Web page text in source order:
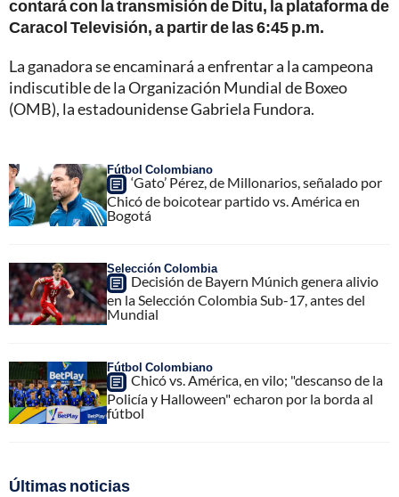
contará con la transmisión de Ditu, la plataforma de
Caracol Televisión, a partir de las 6:45 p.m.
La ganadora se encaminará a enfrentar a la campeona
indiscutible de la Organización Mundial de Boxeo
(OMB), la estadounidense Gabriela Fundora.
Fútbol Colombiano
‘Gato’ Pérez, de Millonarios, señalado por
Chicó de boicotear partido vs. América en
Bogotá
Selección Colombia
Decisión de Bayern Múnich genera alivio
en la Selección Colombia Sub-17, antes del
Mundial
Fútbol Colombiano
Chicó vs. América, en vilo; "descanso de la
Policía y Halloween" echaron por la borda al
fútbol
Últimas noticias